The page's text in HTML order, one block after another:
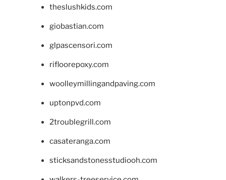
theslushkids.com
giobastian.com
glpascensori.com
rifloorepoxy.com
woolleymillingandpaving.com
uptonpvd.com
2troublegrill.com
casateranga.com
sticksandstonesstudiooh.com